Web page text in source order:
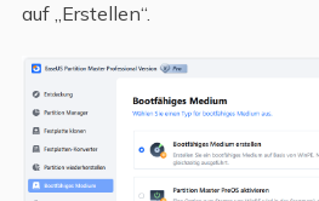
auf „Erstellen“.